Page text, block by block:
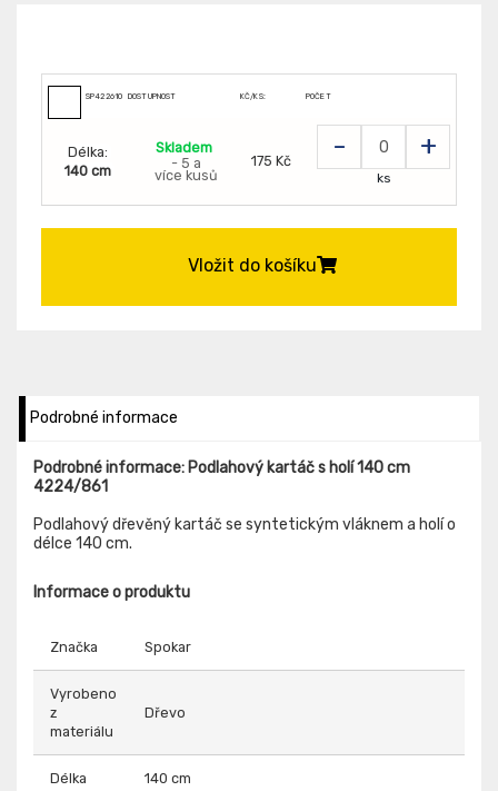
SP4226109000DOSTUPNOST KČ/KS: POČET
Délka:
140 cm
Skladem
- 5 a
více kusů
175 Kč - +
ks
Vložit do košíku
Podrobné informace
Podrobné informace: Podlahový kartáč s holí 140 cm
4224/861
Podlahový dřevěný kartáč se syntetickým vláknem a holí o
délce 140 cm.
Informace o produktu
Značka Spokar
Vyrobeno
z
materiálu
Dřevo
Délka 140 cm